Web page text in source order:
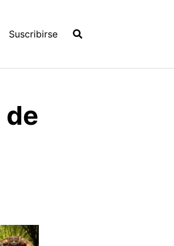
Suscribirse
de